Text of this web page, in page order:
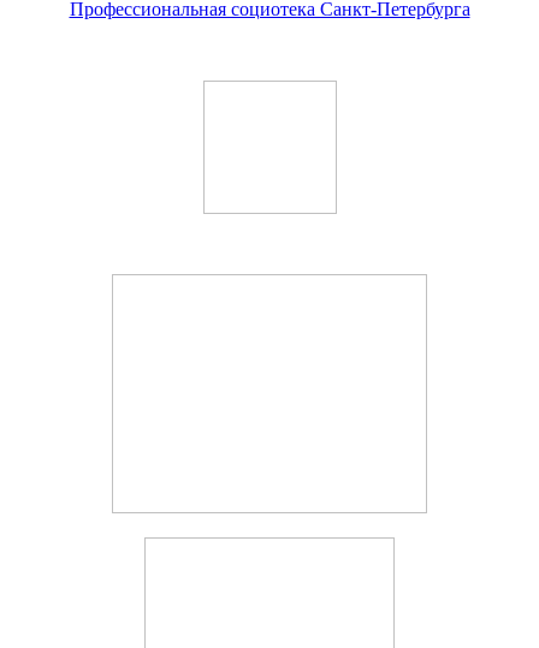
Профессиональная социотека Санкт-Петербурга